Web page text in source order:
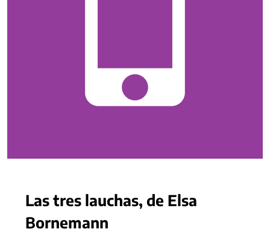
Las tres lauchas, de Elsa
Bornemann